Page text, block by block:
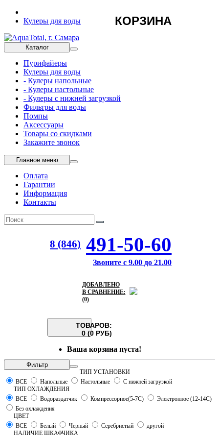
Кулеры для воды
Каталог
Пурифайеры
Кулеры для воды
- Кулеры напольные
- Кулеры настольные
- Кулеры с нижней загрузкой
Фильтры для воды
Помпы
Аксессуары
Товары со скидками
Закажите звонок
Главное меню
Оплата
Гарантии
Информация
Контакты
8 (846) 491-50-60
Звоните с 9.00 до 21.00
ДОБАВЛЕНО
В СРАВНЕНИЕ:
(0)
ТОВАРОВ:
0 (0 РУБ)
КОРЗИНА
Ваша корзина пуста!
Фильтр
ТИП УСТАНОВКИ
ВСЕ
Напольные Настольные
С нижней загрузкой
ТИП ОХЛАЖДЕНИЯ
ВСЕ
Водораздатчик Компрессорное(5-7С)
Электронное (12-14С)
Без охлаждения
ЦВЕТ
ВСЕ
Белый Черный Серебристый
другой
НАЛИЧИЕ ШКАФЧИКА